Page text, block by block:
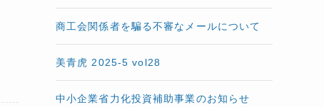
商工会関係者を騙る不審なメールについて
美青虎 2025-5 vol28
中小企業省力化投資補助事業のお知らせ